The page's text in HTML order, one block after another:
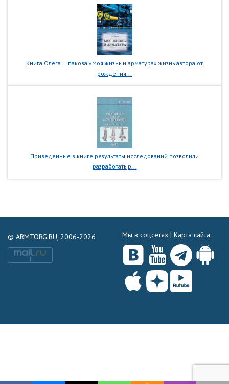
Книга Олега Шпакова «Моя жизнь и арматура» жизнь автора от
рождения...
Приведенные в книге результаты исследований позволили
разработать р...
© ARMTORG.RU, 2006-2026 Мы в соцсетях | Карта сайта